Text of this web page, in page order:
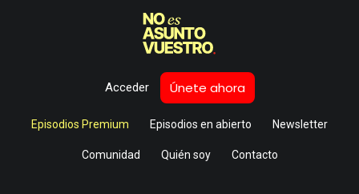
Acceder Únete ahora
Episodios Premium Episodios en abierto Newsletter
Comunidad Quién soy Contacto